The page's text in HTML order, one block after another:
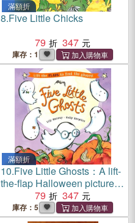
滿額折
8.Five Little Chicks
79
347
庫存：1
滿額折
10.Five Little Ghosts：A lift-
the-flap Halloween picture
79 347
庫存：5